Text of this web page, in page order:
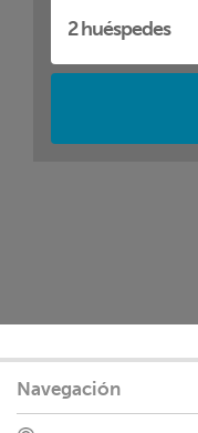
Navegación